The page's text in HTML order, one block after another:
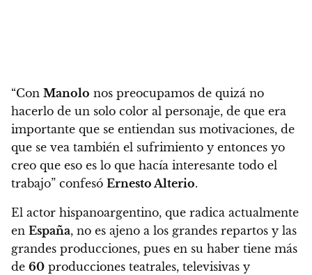
“Con Manolo nos preocupamos de quizá no
hacerlo de un solo color al personaje, de que era
importante que se entiendan sus motivaciones, de
que se vea también el sufrimiento y entonces yo
creo que eso es lo que hacía interesante todo el
trabajo” confesó Ernesto Alterio.
El actor hispanoargentino, que radica actualmente
en España, no es ajeno a los grandes repartos y las
grandes producciones, pues en su haber tiene más
de 60 producciones teatrales, televisivas y